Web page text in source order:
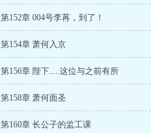
第152章 004号李苒，到了！
第154章 萧何入京
第156章 陛下.....这位与之前有所
第158章 萧何面圣
第160章 长公子的监工课